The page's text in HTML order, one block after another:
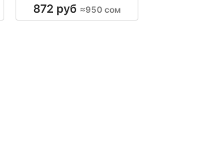
производство Киргизия
872 руб ≈950 сом